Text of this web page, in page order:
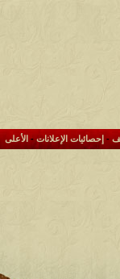
- إحصائيات الإعلانات- الأعلى